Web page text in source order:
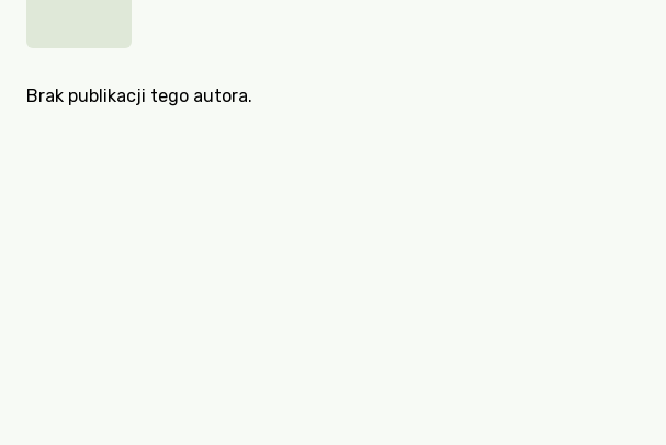
Brak publikacji tego autora.